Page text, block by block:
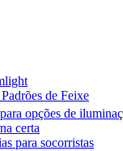
de Feixe
para opções de
certa
para socorristas